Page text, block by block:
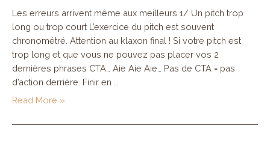
Les erreurs arrivent même aux meilleurs 1/ Un pitch trop
long ou trop court L’exercice du pitch est souvent
chronométré. Attention au klaxon final ! Si votre pitch est
trop long et que vous ne pouvez pas placer vos 2
dernières phrases CTA… Aie Aie Aie… Pas de CTA = pas
d’action derrière. Finir en …
3
qui
Read More »